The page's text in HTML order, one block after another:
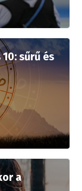
sűrű és
a